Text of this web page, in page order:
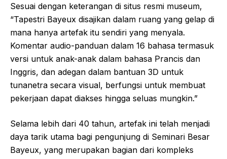
Sesuai dengan keterangan di situs resmi museum,
“Tapestri Bayeux disajikan dalam ruang yang gelap di
mana hanya artefak itu sendiri yang menyala.
Komentar audio-panduan dalam 16 bahasa termasuk
versi untuk anak-anak dalam bahasa Prancis dan
Inggris, dan adegan dalam bantuan 3D untuk
tunanetra secara visual, berfungsi untuk membuat
pekerjaan dapat diakses hingga seluas mungkin.”
Selama lebih dari 40 tahun, artefak ini telah menjadi
daya tarik utama bagi pengunjung di Seminari Besar
Bayeux, yang merupakan bagian dari kompleks